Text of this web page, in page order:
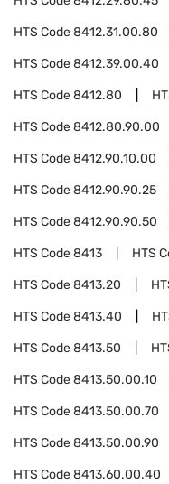
HTS Code8412.31.00.80
HTS Code8412.39.00.40
HTS Code8412.80
HTS Code8412.80.90.00
HTS Code8412.90.10.00
HTS Code8412.90.90.25
HTS Code8412.90.90.50
HTS Code8413 HTS
HTS Code8413.20
HTS Code8413.40
HTS Code8413.50
HTS Code8413.50.00.10
HTS Code8413.50.00.70
HTS Code8413.50.00.90
HTS Code8413.60.00.40